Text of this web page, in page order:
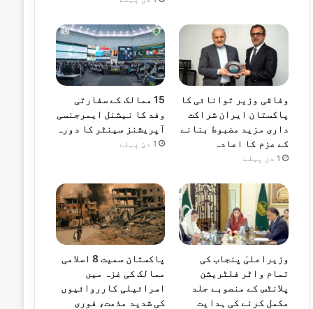
وفاقی وزیر توانائی کا
پاکستان ایران شراکت
داری مزید مضبوط بنانے
کے عزم کا اعادہ
1 دن پہلے
15 ممالک کے سفارتی
وفد کا نیشنل ایمرجنسی
آپریشنز سینٹر کا دورہ
1 دن پہلے
وزیراعلیٰ پنجاب کی
تمام واٹر فلٹریشن
پلانٹس کے منصوبے جلد
مکمل کرنے کی ہدایت
پاکستان سمیت 8 اسلامی
ممالک کی غزہ میں
اسرائیلی کارروائیوں
کی شدید مذمت، فوری